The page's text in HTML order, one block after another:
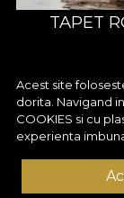
TAPET
Acest site
dorita. Navigand
COOKIES si cu
experienta